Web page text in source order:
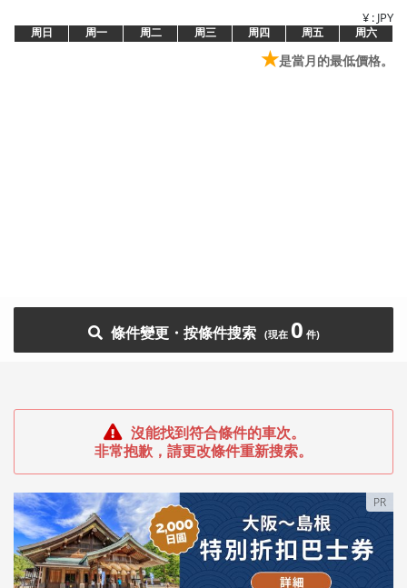
¥ : JPY
周日 周一 周二 周三 周四 周五 周六
★是當月的最低價格。
條件變更・按條件搜索 0
沒能找到符合條件的車次。
非常抱歉，請更改條件重新搜索。
PR